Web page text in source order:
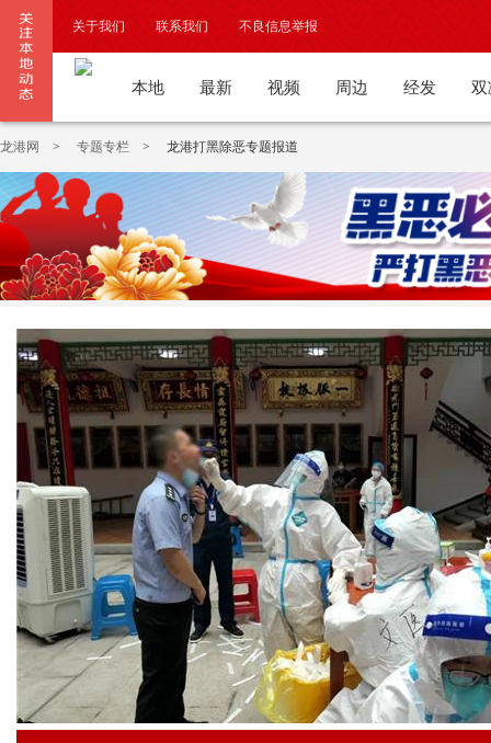
关于我们 联系我们 不良信息举报
违法和不良信息公开举报电话
本地 最新 视频 周边 经发 双
龙港网 > 专题专栏 > 龙港打黑除恶专题报道